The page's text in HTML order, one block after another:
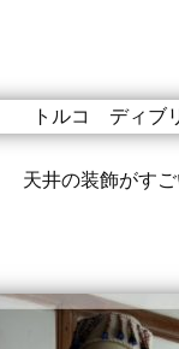
天井の装飾がす